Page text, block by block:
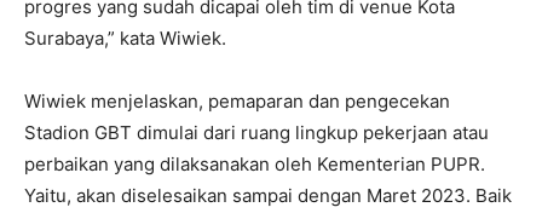
progres yang sudah dicapai oleh tim di venue Kota
Surabaya,” kata Wiwiek.
Wiwiek menjelaskan, pemaparan dan pengecekan
Stadion GBT dimulai dari ruang lingkup pekerjaan atau
perbaikan yang dilaksanakan oleh Kementerian PUPR.
Yaitu, akan diselesaikan sampai dengan Maret 2023. Baik